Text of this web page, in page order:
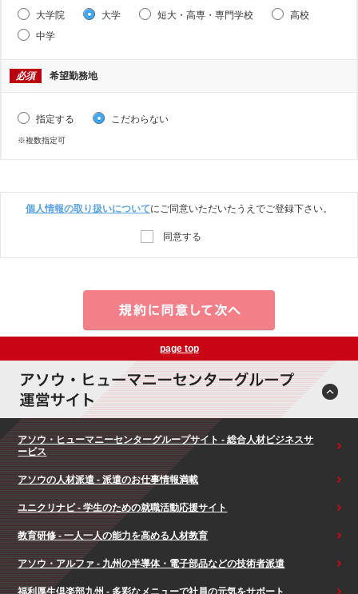
大学院 大学 短大・高専・専門学校
高校
中学
必須 希望勤務地
指定する こだわらない
※複数指定可
個人情報の取り扱いについてにご同意いただいたうえでご登録下さい。
同意する
page top
アソウ・ヒューマニーセンターグループサイト - 総合人材ビジネスサ
ービス
アソウの人材派遣 - 派遣のお仕事情報満載
ユニクリナビ - 学生のための就職活動応援サイト
教育研修 - 一人一人の能力を高める人材教育
アソウ・アルファ - 九州の半導体・電子部品などの技術者派遣
福利厚生倶楽部九州 - 多彩なメニューで社員の元気をサポート